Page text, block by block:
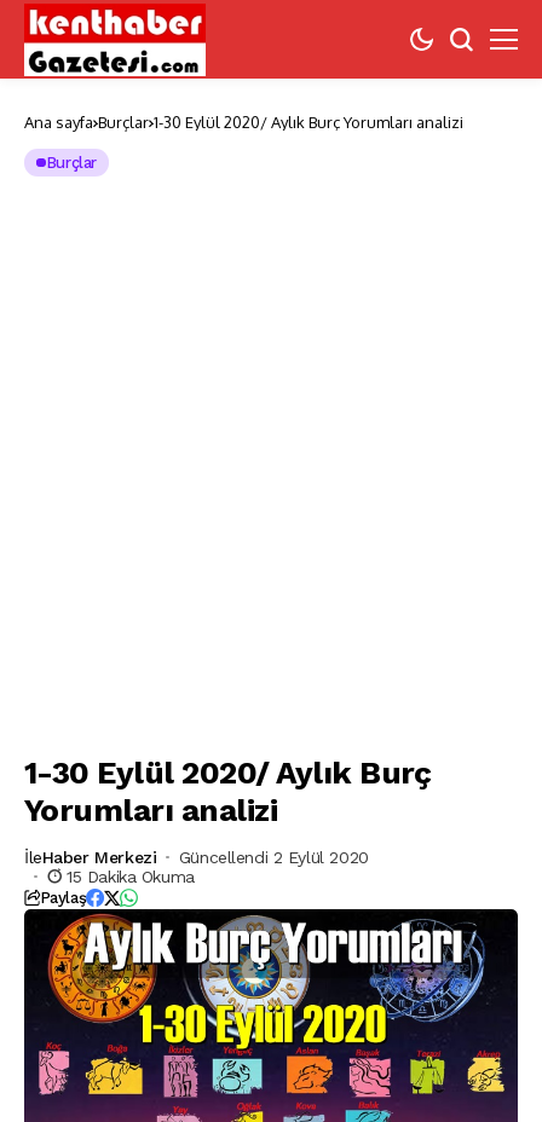
Ana sayfa Burçlar 1-30 Eylül 2020/ Aylık Burç Yorumları analizi
Burçlar
1-30 Eylül 2020/ Aylık Burç
Yorumları analizi
İleHaber Merkezi
Güncellendi 2 Eylül 2020
15 Dakika Okuma
Paylaş